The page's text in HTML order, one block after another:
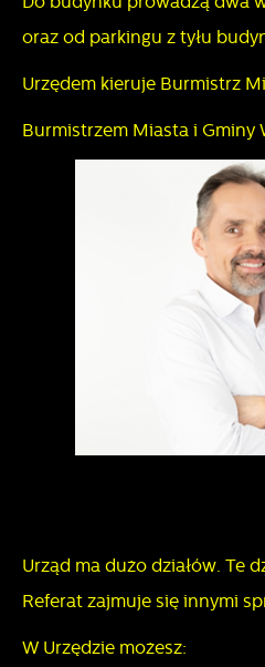
oraz od parkingu z tyłu
Urzędem kieruje Burmistrz
Burmistrzem Miasta i Gminy
Urząd ma dużo działów. Te
Referat zajmuje się innymi
W Urzędzie możesz: